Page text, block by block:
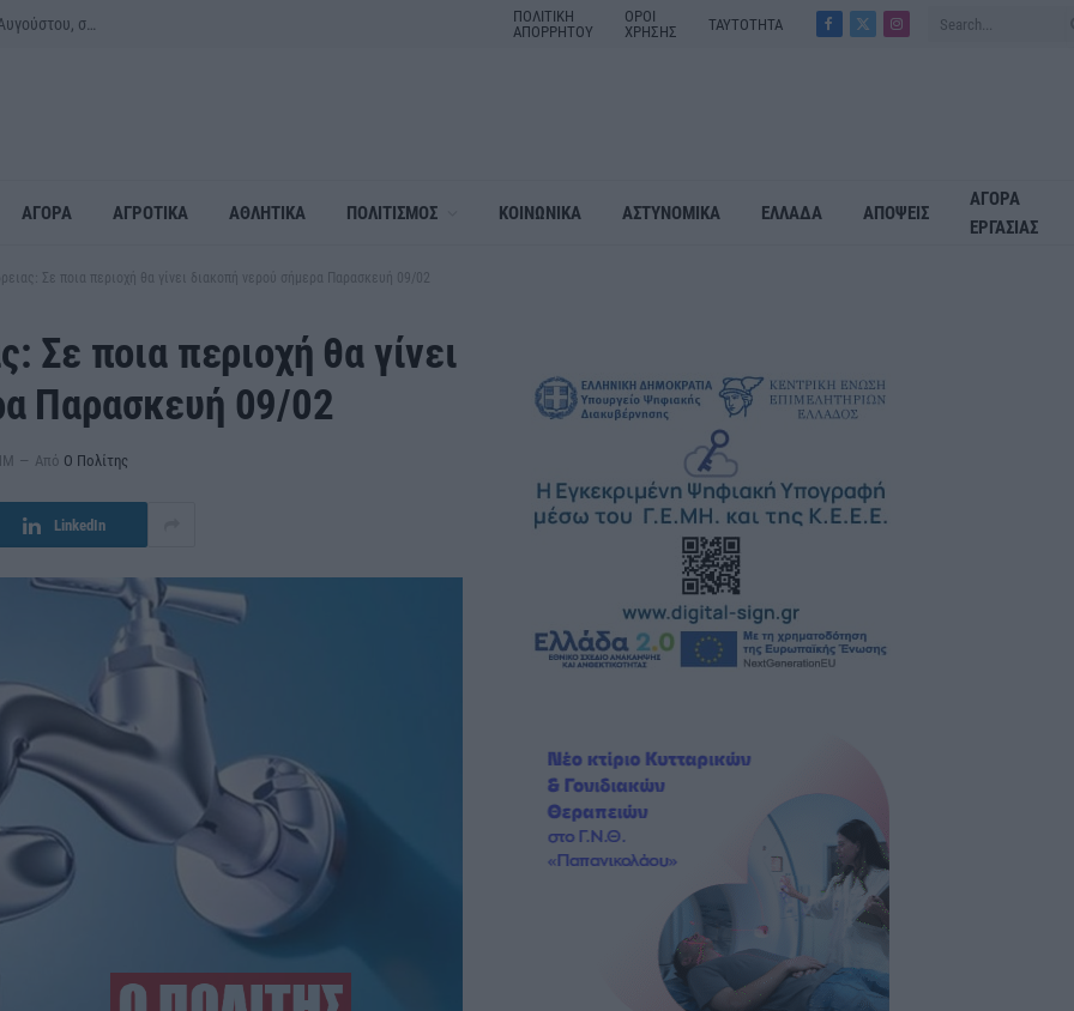
ΠΟΛΙΤΙΚΗ
ΑΠΟΡΡΗΤΟΥ
ΟΡΟΙ
ΧΡΗΣΗΣ
ΤΑΥΤΟΤΗΤΑ
Facebook
X
Instagram
ΑΓΟΡΑ ΑΓΡΟΤΙΚΑ ΑΘΛΗΤΙΚΑ ΠΟΛΙΤΙΣΜΟΣ ΚΟΙΝΩΝΙΚΑ ΑΣΤΥΝΟΜΙΚΑ ΕΛΛΑΔΑ ΑΠΟΨΕΙΣ
ΑΓΟΡΑ
ΕΡΓΑΣΙΑΣ
Σε ποια περιοχή θα γίνει διακοπή νερού σήμερα Παρασκευή 09/02
Σε ποια περιοχή θα γίνει
Παρασκευή 09/02
Από Ο Πολίτης
LinkedIn